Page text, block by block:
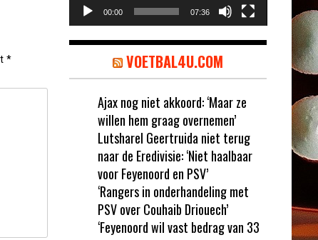
*
00:00 07:36
VOETBAL4U.COM
Ajax nog niet akkoord: ‘Maar ze
willen hem graag overnemen’
Lutsharel Geertruida niet terug
naar de Eredivisie: ‘Niet haalbaar
voor Feyenoord en PSV’
‘Rangers in onderhandeling met
PSV over Couhaib Driouech’
‘Feyenoord wil vast bedrag van 33